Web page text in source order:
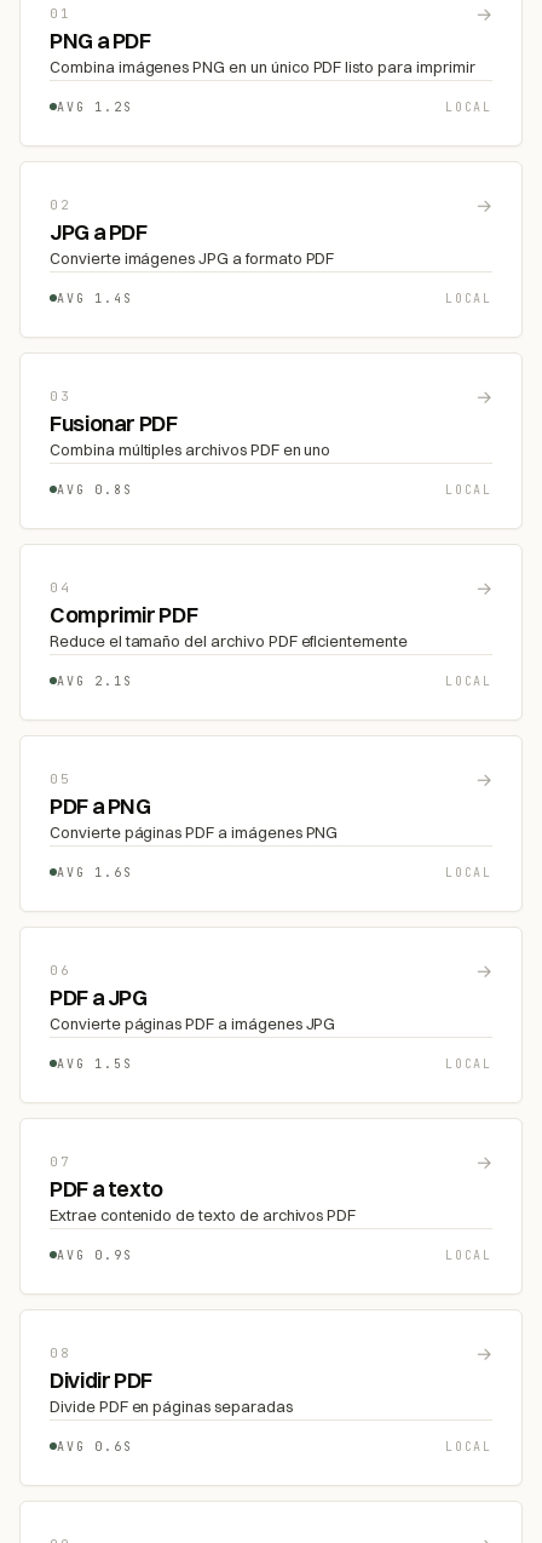
01 →
PNG a PDF
Combina imágenes PNG en un único PDF listo para imprimir
AVG 1.2S LOCAL
02 →
JPG a PDF
Convierte imágenes JPG a formato PDF
AVG 1.4S LOCAL
03 →
Fusionar PDF
Combina múltiples archivos PDF en uno
AVG 0.8S LOCAL
04 →
Comprimir PDF
Reduce el tamaño del archivo PDF eficientemente
AVG 2.1S LOCAL
05 →
PDF a PNG
Convierte páginas PDF a imágenes PNG
AVG 1.6S LOCAL
06 →
PDF a JPG
Convierte páginas PDF a imágenes JPG
AVG 1.5S LOCAL
07 →
PDF a texto
Extrae contenido de texto de archivos PDF
AVG 0.9S LOCAL
08 →
Dividir PDF
Divide PDF en páginas separadas
AVG 0.6S LOCAL